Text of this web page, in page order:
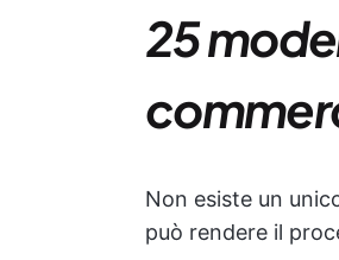
25
Non esiste un
può rendere il